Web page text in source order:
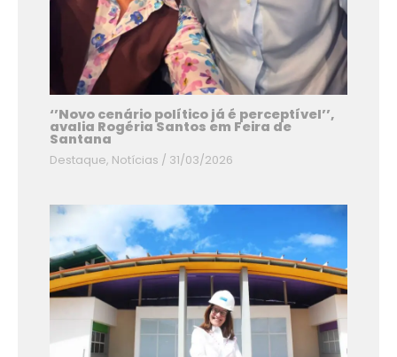
‘’Novo cenário político já é perceptível’’,
avalia Rogéria Santos em Feira de
Santana
Destaque, Notícias / 31/03/2026